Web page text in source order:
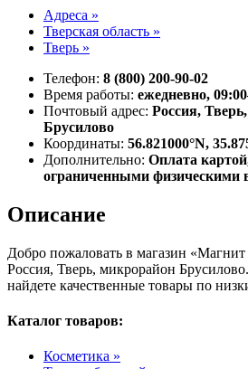
Адреса »
Тверская область »
Тверь »
Телефон: 8 (800) 200-90-02
Время работы: ежедневно,
Почтовый адрес: Россия,
Брусилово
Координаты: 56.821000°N,
Дополнительно: Оплата
ограниченными физическими
Описание
Добро пожаловать в магазин
Россия, Тверь, микрорайон
найдете качественные товары по
Каталог товаров:
Косметика »